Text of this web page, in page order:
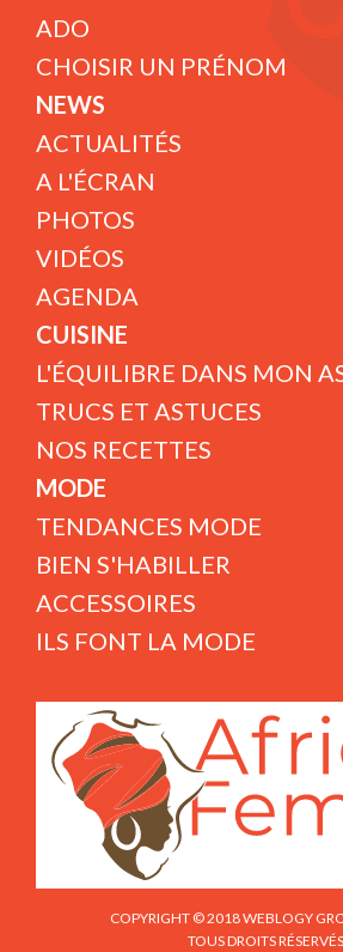
ADO
CHOISIR UN PRÉNOM
NEWS
ACTUALITÉS
A L'ÉCRAN
PHOTOS
VIDÉOS
AGENDA
CUISINE
L'ÉQUILIBRE DANS MON
TRUCS ET ASTUCES
NOS RECETTES
MODE
TENDANCES MODE
BIEN S'HABILLER
ACCESSOIRES
ILS FONT LA MODE
COPYRIGHT © 2018 WEBLOGY
TOUS DROITS RÉSERVÉS.